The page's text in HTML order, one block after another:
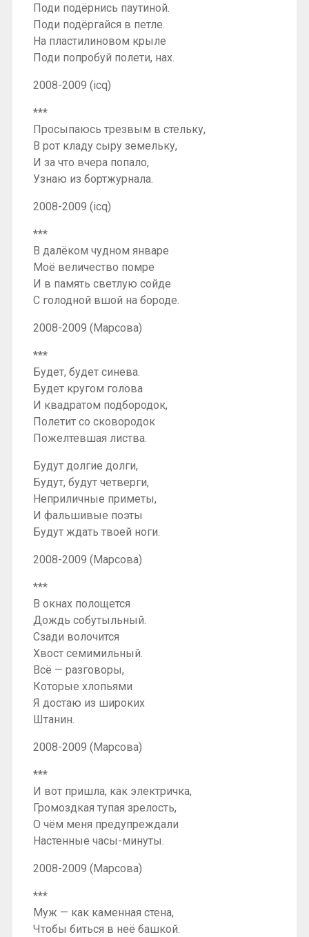
Поди подёрнись паутиной.
Поди подёргайся в петле.
На пластилиновом крыле
Поди попробуй полети, нах.
2008-2009 (icq)
***
Просыпаюсь трезвым в стельку,
В рот кладу сыру земельку,
И за что вчера попало,
Узнаю из бортжурнала.
2008-2009 (icq)
***
В далёком чудном январе
Моё величество помре
И в память светлую сойде
С голодной вшой на бороде.
2008-2009 (Марсова)
***
Будет, будет синева.
Будет кругом голова
И квадратом подбородок,
Полетит со сковородок
Пожелтевшая листва.
Будут долгие долги,
Будут, будут четверги,
Неприличные приметы,
И фальшивые поэты
Будут ждать твоей ноги.
2008-2009 (Марсова)
***
В окнах полощется
Дождь собутыльный.
Сзади волочится
Хвост семимильный.
Всё — разговоры,
Которые хлопьями
Я достаю из широких
Штанин.
2008-2009 (Марсова)
***
И вот пришла, как электричка,
Громоздкая тупая зрелость,
О чём меня предупреждали
Настенные часы-минуты.
2008-2009 (Марсова)
***
Муж — как каменная стена,
Чтобы биться в неё башкой.